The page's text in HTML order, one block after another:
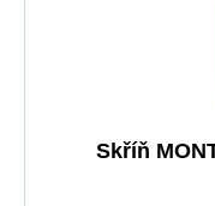
Skříň